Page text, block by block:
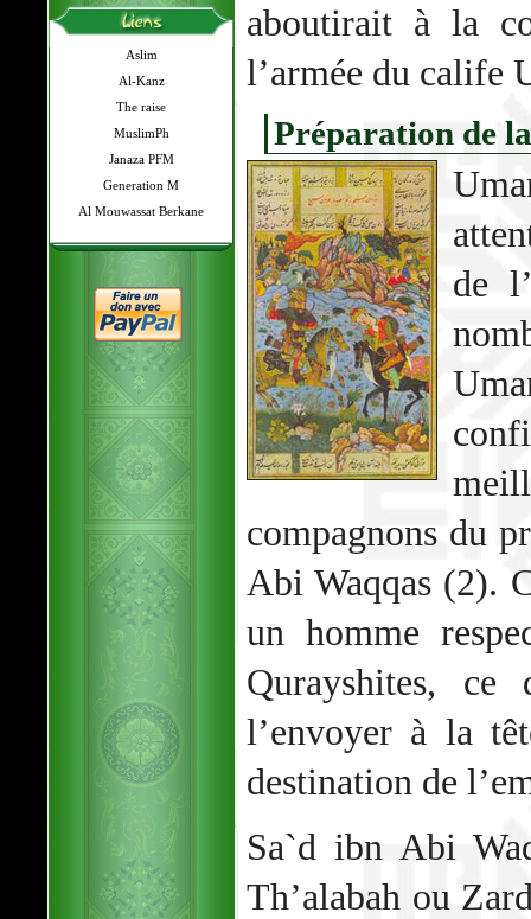
Aslim
Al-Kanz
The raise
MuslimPh
Janaza PFM
Generation M
Al Mouwassat Berkane
aboutirait à la
l’armée du calife
Préparation de
de
compagnons du
Abi Waqqas (2).
un homme
Qurayshites,
l’envoyer à la
destination de
Sa`d ibn Abi
Th’alabah ou